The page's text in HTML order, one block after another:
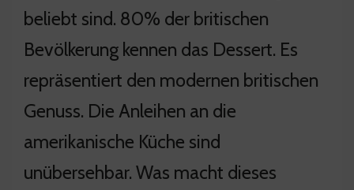
beliebt sind. 80% der britischen
Bevölkerung kennen das Dessert. Es
repräsentiert den modernen britischen
Genuss. Die Anleihen an die
amerikanische Küche sind
unübersehbar. Was macht dieses